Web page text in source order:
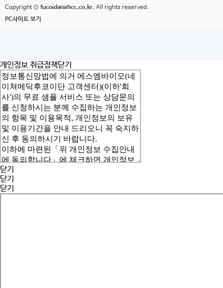
Copyright © fucoidanahcc.co.kr. All rights reserved.
PC사이트 보기
개인정보 취급정책닫기
닫기
닫기
닫기